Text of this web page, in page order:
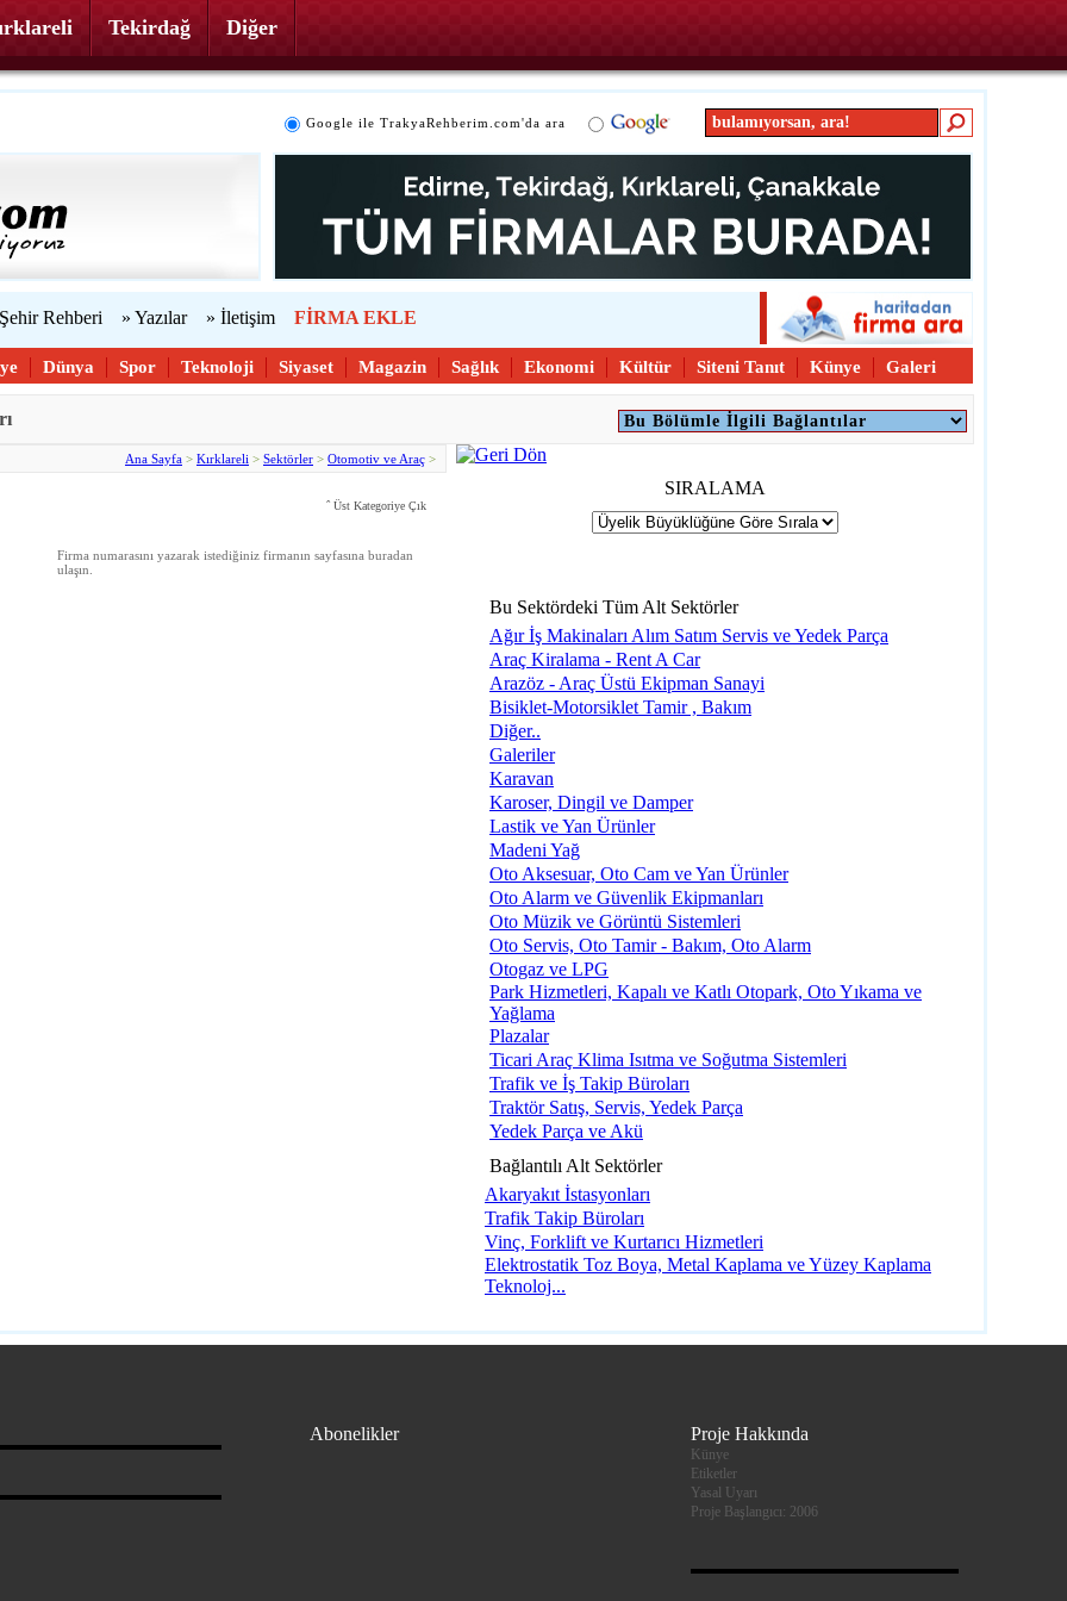
Tekirdağ Diğer
Google ile TrakyaRehberim.com'da ara
Rehberi » Yazılar » İletişim FİRMA EKLE
Dünya Spor Teknoloji Siyaset Magazin Sağlık Ekonomi Kültür Siteni Tanıt Künye Galeri
Ana Sayfa > Kırklareli > Sektörler > Otomotiv ve Araç >
ˆ Üst Kategoriye Çık
Firma numarasını yazarak istediğiniz firmanın sayfasına buradan
ulaşın.
SIRALAMA
Bu Sektördeki Tüm Alt Sektörler
Ağır İş Makinaları Alım Satım Servis ve Yedek Parça
Araç Kiralama - Rent A Car
Arazöz - Araç Üstü Ekipman Sanayi
Bisiklet-Motorsiklet Tamir , Bakım
Diğer..
Galeriler
Karavan
Karoser, Dingil ve Damper
Lastik ve Yan Ürünler
Madeni Yağ
Oto Aksesuar, Oto Cam ve Yan Ürünler
Oto Alarm ve Güvenlik Ekipmanları
Oto Müzik ve Görüntü Sistemleri
Oto Servis, Oto Tamir - Bakım, Oto Alarm
Otogaz ve LPG
Park Hizmetleri, Kapalı ve Katlı Otopark, Oto Yıkama ve
Yağlama
Plazalar
Ticari Araç Klima Isıtma ve Soğutma Sistemleri
Trafik ve İş Takip Büroları
Traktör Satış, Servis, Yedek Parça
Yedek Parça ve Akü
Bağlantılı Alt Sektörler
Akaryakıt İstasyonları
Trafik Takip Büroları
Vinç, Forklift ve Kurtarıcı Hizmetleri
Elektrostatik Toz Boya, Metal Kaplama ve Yüzey Kaplama
Teknoloj...
Abonelikler Proje Hakkında
Künye
Etiketler
Yasal Uyarı
Proje Başlangıcı: 2006